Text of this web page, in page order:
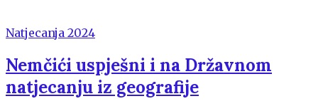
Natjecanja 2024
Nemčići uspješni i na Državnom
natjecanju iz geografije